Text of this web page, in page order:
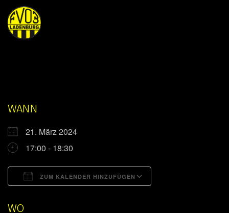
WANN
21. März 2024
17:00 - 18:30
ZUM KALENDER HINZUFÜGEN
WO